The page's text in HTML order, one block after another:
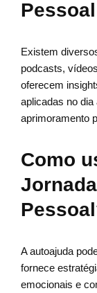
Pessoal
Existem
podcasts,
oferecem
aplicadas no
aprimoramento
Como
A autoajuda
fornece
emocionais e